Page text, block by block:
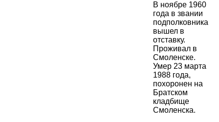
В ноябре 1960
года в звании
подполковника
вышел в
отставку.
Проживал в
Смоленске.
Умер 23 марта
1988 года,
похоронен на
Братском
кладбище
Смоленска.